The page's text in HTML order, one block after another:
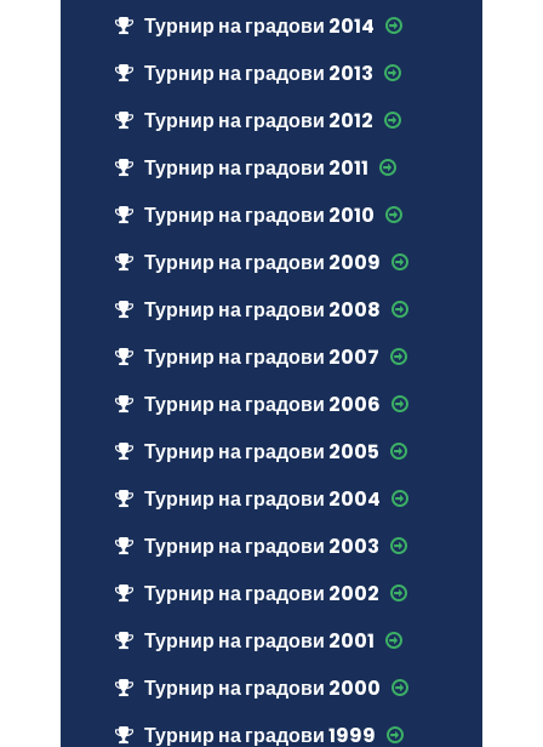
Турнир на градови 2014
Турнир на градови 2013
Турнир на градови 2012
Турнир на градови 2011
Турнир на градови 2010
Турнир на градови 2009
Турнир на градови 2008
Турнир на градови 2007
Турнир на градови 2006
Турнир на градови 2005
Турнир на градови 2004
Турнир на градови 2003
Турнир на градови 2002
Турнир на градови 2001
Турнир на градови 2000
Турнир на градови 1999